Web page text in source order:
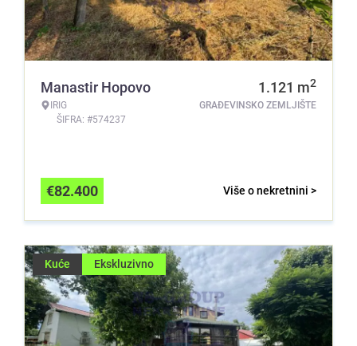
Manastir Hopovo
IRIG
ŠIFRA: #574237
1.121 m2
GRAĐEVINSKO ZEMLJIŠTE
Više o nekretnini >
€82.400
Kuće Ekskluzivno